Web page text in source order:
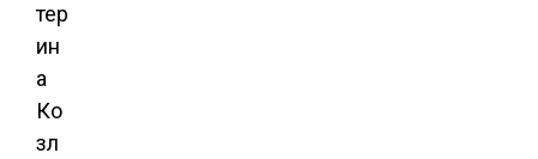
тер
ин
а
Ко
зл